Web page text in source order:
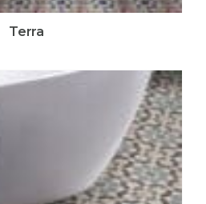
Terra